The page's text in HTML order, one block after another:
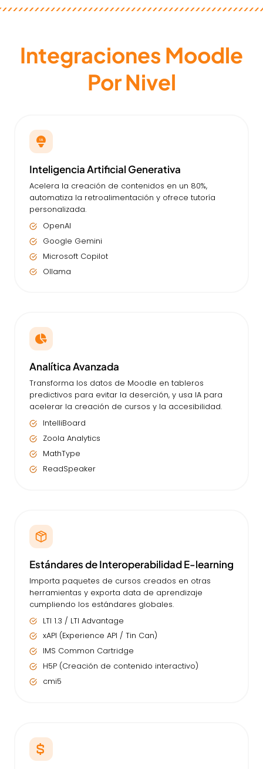
Integraciones Moodle
Por Nivel
Inteligencia Artificial Generativa
Acelera la creación de contenidos en un 80%,
automatiza la retroalimentación y ofrece tutoría
personalizada.
OpenAI
Google Gemini
Microsoft Copilot
Ollama
Analítica Avanzada
Transforma los datos de Moodle en tableros
predictivos para evitar la deserción, y usa IA para
acelerar la creación de cursos y la accesibilidad.
IntelliBoard
Zoola Analytics
MathType
ReadSpeaker
Estándares de Interoperabilidad E-learning
Importa paquetes de cursos creados en otras
herramientas y exporta data de aprendizaje
cumpliendo los estándares globales.
LTI 1.3 / LTI Advantage
xAPI (Experience API / Tin Can)
IMS Common Cartridge
H5P (Creación de contenido interactivo)
cmi5